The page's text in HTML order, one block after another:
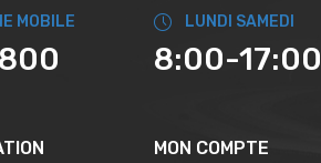
MOBILE LUNDI SAMEDI
8:00-17:00
MON COMPTE